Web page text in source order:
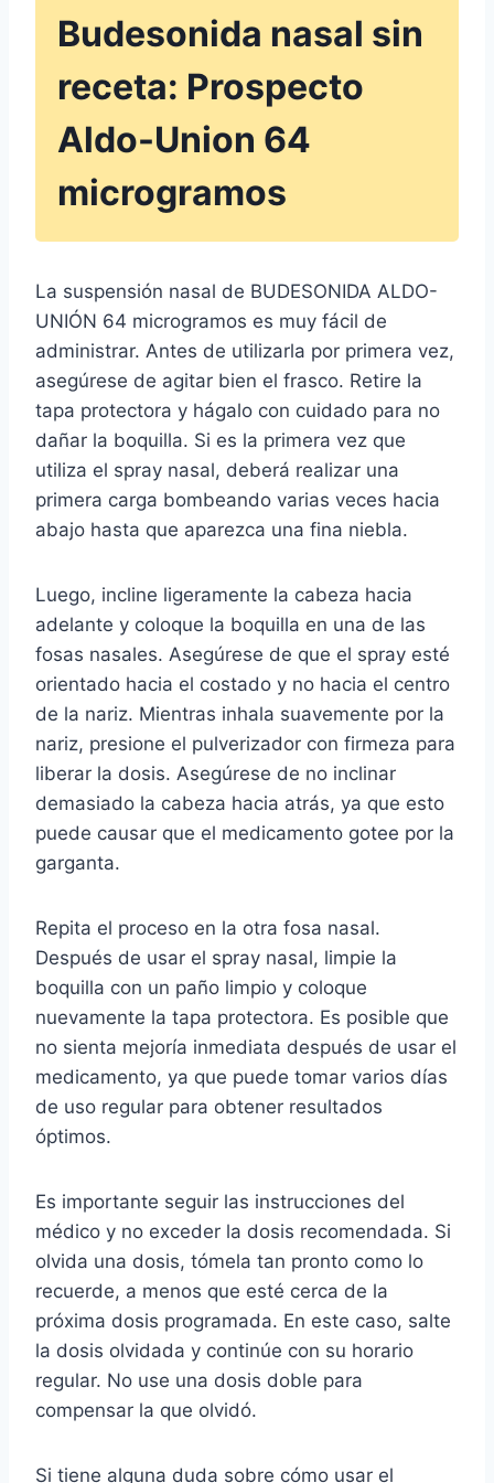
Budesonida nasal sin
receta: Prospecto
Aldo-Union 64
microgramos
La suspensión nasal de BUDESONIDA ALDO-
UNIÓN 64 microgramos es muy fácil de
administrar. Antes de utilizarla por primera vez,
asegúrese de agitar bien el frasco. Retire la
tapa protectora y hágalo con cuidado para no
dañar la boquilla. Si es la primera vez que
utiliza el spray nasal, deberá realizar una
primera carga bombeando varias veces hacia
abajo hasta que aparezca una fina niebla.
Luego, incline ligeramente la cabeza hacia
adelante y coloque la boquilla en una de las
fosas nasales. Asegúrese de que el spray esté
orientado hacia el costado y no hacia el centro
de la nariz. Mientras inhala suavemente por la
nariz, presione el pulverizador con firmeza para
liberar la dosis. Asegúrese de no inclinar
demasiado la cabeza hacia atrás, ya que esto
puede causar que el medicamento gotee por la
garganta.
Repita el proceso en la otra fosa nasal.
Después de usar el spray nasal, limpie la
boquilla con un paño limpio y coloque
nuevamente la tapa protectora. Es posible que
no sienta mejoría inmediata después de usar el
medicamento, ya que puede tomar varios días
de uso regular para obtener resultados
óptimos.
Es importante seguir las instrucciones del
médico y no exceder la dosis recomendada. Si
olvida una dosis, tómela tan pronto como lo
recuerde, a menos que esté cerca de la
próxima dosis programada. En este caso, salte
la dosis olvidada y continúe con su horario
regular. No use una dosis doble para
compensar la que olvidó.
Si tiene alguna duda sobre cómo usar el